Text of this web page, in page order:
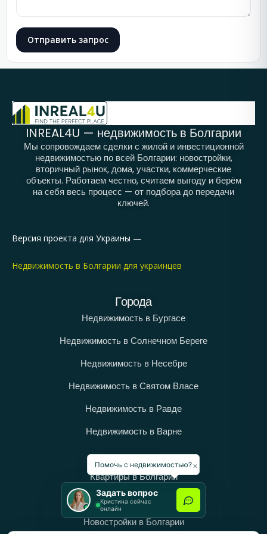
Отправить запрос
INREAL4U — недвижимость в Болгарии
Мы сопровождаем сделки с жилой и инвестиционной
недвижимостью по всей Болгарии: новостройки,
вторичный рынок, дома, участки, коммерческие
объекты. Работаем честно, считаем выгоду и берём
на себя весь процесс — от подбора до передачи
ключей.
Версия проекта для Украины —
Недвижимость в Болгарии для украинцев
Города
Недвижимость в Бургасе
Недвижимость в Солнечном Береге
Недвижимость в Несебре
Недвижимость в Святом Власе
Недвижимость в Равде
Недвижимость в Варне
Категории
Квартиры в Болгарии
Дома в Болгарии
Новостройки в Болгарии
×
Помочь с недвижимостью?
Задать вопрос
Кристина сейчас
онлайн